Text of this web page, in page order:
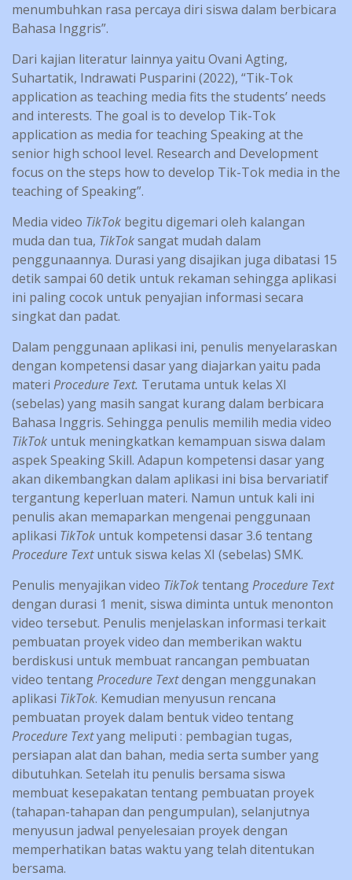
menumbuhkan rasa percaya diri siswa dalam berbicara
Bahasa Inggris”.
Dari kajian literatur lainnya yaitu Ovani Agting,
Suhartatik, Indrawati Pusparini (2022), “Tik-Tok
application as teaching media fits the students’ needs
and interests. The goal is to develop Tik-Tok
application as media for teaching Speaking at the
senior high school level. Research and Development
focus on the steps how to develop Tik-Tok media in the
teaching of Speaking”.
Media video TikTok begitu digemari oleh kalangan
muda dan tua, TikToksangat mudah dalam
penggunaannya. Durasi yang disajikan juga dibatasi 15
detik sampai 60 detik untuk rekaman sehingga aplikasi
ini paling cocok untuk penyajian informasi secara
singkat dan padat.
Dalam penggunaan aplikasi ini, penulis menyelaraskan
dengan kompetensi dasar yang diajarkan yaitu pada
materi Procedure Text. Terutama untuk kelas XI
(sebelas) yang masih sangat kurang dalam berbicara
Bahasa Inggris. Sehingga penulis memilih media video
TikTok untuk meningkatkan kemampuan siswa dalam
aspek Speaking Skill. Adapun kompetensi dasar yang
akan dikembangkan dalam aplikasi ini bisa bervariatif
tergantung keperluan materi. Namun untuk kali ini
penulis akan memaparkan mengenai penggunaan
aplikasi TikTok untuk kompetensi dasar 3.6 tentang
Procedure Textuntuk siswa kelas XI (sebelas) SMK.
Penulis menyajikan video TikToktentangProcedure Text
dengan durasi 1 menit, siswa diminta untuk menonton
video tersebut. Penulis menjelaskan informasi terkait
pembuatan proyek video dan memberikan waktu
berdiskusi untuk membuat rancangan pembuatan
video tentangProcedure Textdengan menggunakan
aplikasi TikTok. Kemudian menyusun rencana
pembuatan proyek dalam bentuk video tentang
Procedure Textyang meliputi : pembagian tugas,
persiapan alat dan bahan, media serta sumber yang
dibutuhkan. Setelah itu penulis bersama siswa
membuat kesepakatan tentang pembuatan proyek
(tahapan-tahapan dan pengumpulan), selanjutnya
menyusun jadwal penyelesaian proyek dengan
memperhatikan batas waktu yang telah ditentukan
bersama.